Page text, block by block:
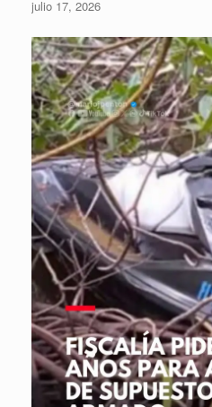
julio 17, 2026